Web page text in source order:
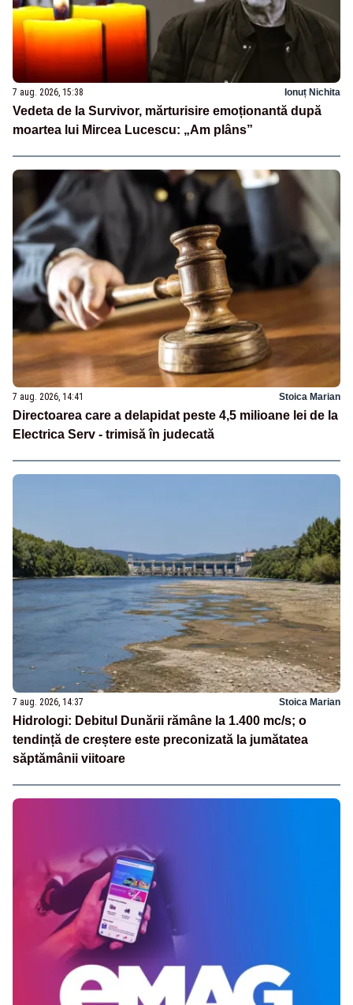
7 aug. 2026, 15:38 Ionuț Nichita
Vedeta de la Survivor, mărturisire emoționantă după
moartea lui Mircea Lucescu: „Am plâns”
7 aug. 2026, 14:41 Stoica Marian
Directoarea care a delapidat peste 4,5 milioane lei de la
Electrica Serv - trimisă în judecată
7 aug. 2026, 14:37 Stoica Marian
Hidrologi: Debitul Dunării rămâne la 1.400 mc/s; o
tendință de creștere este preconizată la jumătatea
săptămânii viitoare